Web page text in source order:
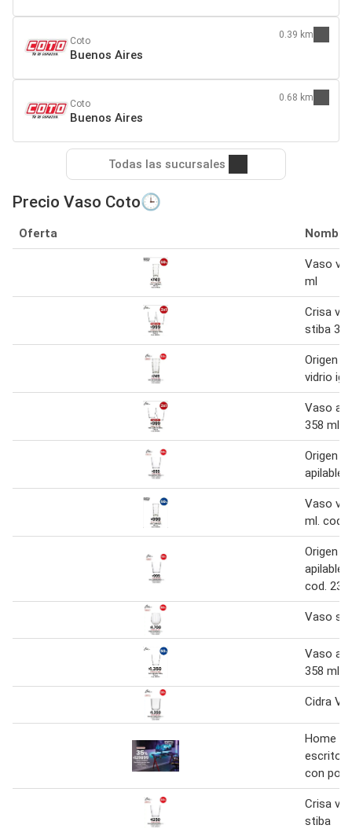
Coto
Buenos Aires
0.39 km
Coto
Buenos Aires
0.68 km
Todas las sucursales
Precio Vaso Coto🕒
Oferta Nombre
Vaso
ml
Crisa
stiba
Origen -
vidrio
Vaso
358 ml.
Origen -
apilable
Vaso
ml. cod.
Origen -
apilable
cod.
Vaso
Vaso
358 ml
Cidra
Home
con
Crisa
stiba